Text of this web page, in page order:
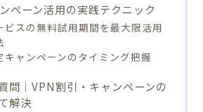
ペーン活用の実践テクニック
ビスの無料試用期間を最大限活用
キャンペーンのタイミング把握
問｜VPN割引・キャンペーンの
解決